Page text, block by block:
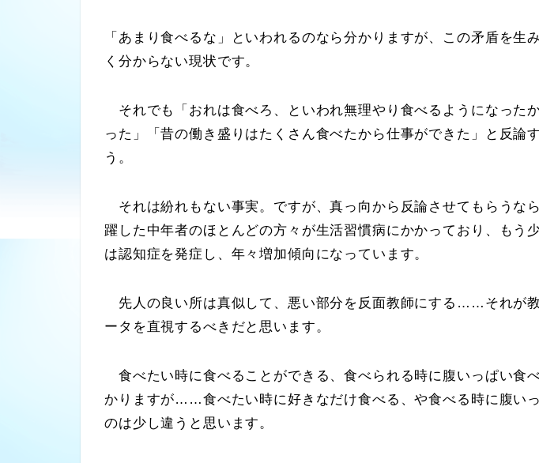
「あまり食べるな」といわれるのなら分かりますが、この矛盾を生
く分からない現状です。
それでも「おれは食べろ、といわれ無理やり食べるようになった
った」「昔の働き盛りはたくさん食べたから仕事ができた」と反論
う。
それは紛れもない事実。ですが、真っ向から反論させてもらうな
躍した中年者のほとんどの方々が生活習慣病にかかっており、もう
は認知症を発症し、年々増加傾向になっています。
先人の良い所は真似して、悪い部分を反面教師にする……それが
ータを直視するべきだと思います。
食べたい時に食べることができる、食べられる時に腹いっぱい食
かりますが……食べたい時に好きなだけ食べる、や食べる時に腹い
のは少し違うと思います。